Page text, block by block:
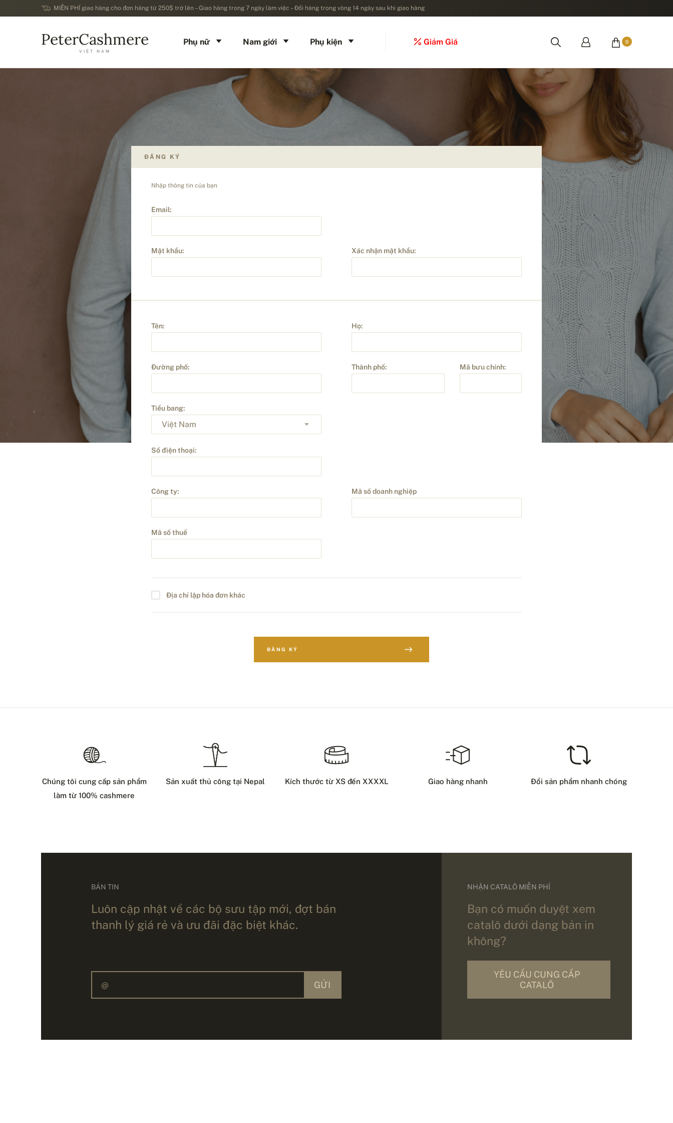
MIỄN PHÍ giao hàng cho đơn hàng từ 250$ trở lên – Giao hàng trong 7 ngày làm việc – Đổi hàng trong vòng 14 ngày sau khi giao hàng
PeterCashmere
VIỆT NAM
Phụ nữ Nam giới Phụ kiện Giảm Giá 0
ĐĂNG KÝ
Nhập thông tin của bạn
Email:
Mật khẩu: Xác nhận mật khẩu:
Tên: Họ:
Đường phố: Thành phố: Mã bưu chính:
Tiểu bang:
Số điện thoại:
Công ty: Mã số doanh nghiệp
Mã số thuế
Địa chỉ lập hóa đơn khác
ĐĂNG KÝ
Chúng tôi cung cấp sản phẩm
làm từ 100% cashmere
Sản xuất thủ công tại Nepal Kích thước từ XS đến XXXXL Giao hàng nhanh Đổi sản phẩm nhanh chóng
BẢN TIN
Luôn cập nhật về các bộ sưu tập mới, đợt bán
thanh lý giá rẻ và ưu đãi đặc biệt khác.
GỬI
NHẬN CATALÔ MIỄN PHÍ
Bạn có muốn duyệt xem
catalô dưới dạng bản in
không?
YÊU CẦU CUNG CẤP
CATALÔ